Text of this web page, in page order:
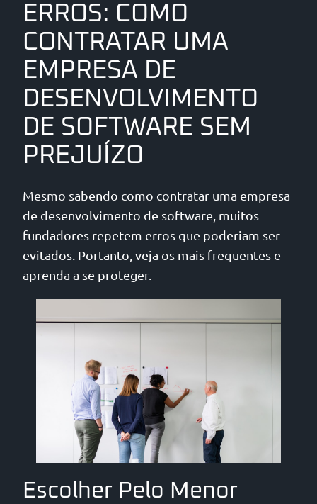
ERROS: COMO
CONTRATAR UMA
EMPRESA DE
DESENVOLVIMENTO
DE SOFTWARE SEM
PREJUÍZO
Mesmo sabendo como contratar uma empresa
de desenvolvimento de software, muitos
fundadores repetem erros que poderiam ser
evitados. Portanto, veja os mais frequentes e
aprenda a se proteger.
Escolher Pelo Menor